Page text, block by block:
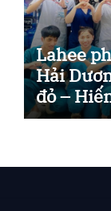
Lahee
Hải
đỏ –
nghĩa